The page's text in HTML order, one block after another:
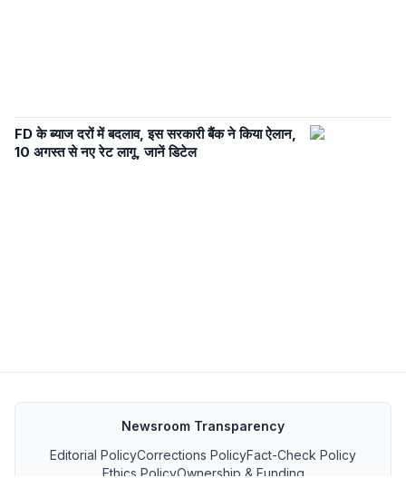
FD के ब्याज दरों में बदलाव, इस सरकारी बैंक ने किया ऐलान,
10 अगस्त से नए रेट लागू, जानें डिटेल
Newsroom Transparency
Editorial PolicyCorrections PolicyFact-Check Policy
Ethics PolicyOwnership & Funding